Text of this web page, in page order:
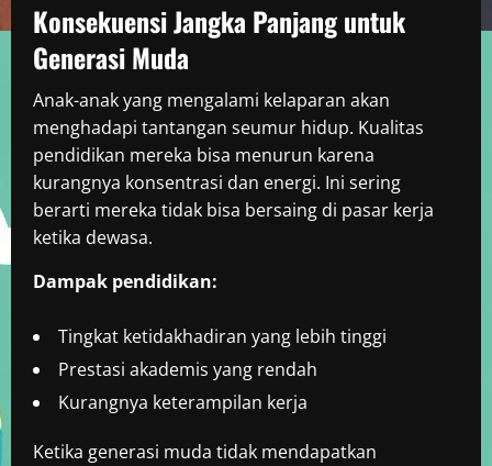
Konsekuensi Jangka Panjang untuk
Generasi Muda
Anak-anak yang mengalami kelaparan akan
menghadapi tantangan seumur hidup. Kualitas
pendidikan mereka bisa menurun karena
kurangnya konsentrasi dan energi. Ini sering
berarti mereka tidak bisa bersaing di pasar kerja
ketika dewasa.
Dampak pendidikan:
Tingkat ketidakhadiran yang lebih tinggi
Prestasi akademis yang rendah
Kurangnya keterampilan kerja
Ketika generasi muda tidak mendapatkan